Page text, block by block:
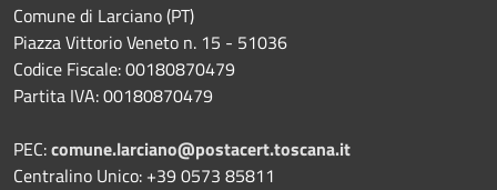
Comune di Larciano (PT)
Piazza Vittorio Veneto n. 15 - 51036
Codice Fiscale: 00180870479
Partita IVA: 00180870479
PEC:comune.larciano@postacert.toscana.it
Centralino Unico: +39 0573 85811